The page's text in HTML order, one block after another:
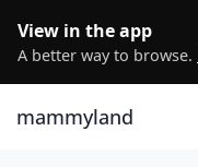
View in the app
A better way to browse.
mammyland